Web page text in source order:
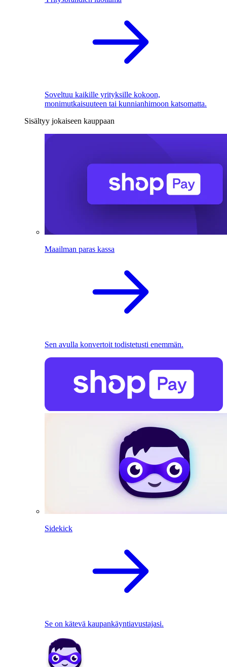
Soveltuu kaikille yrityksille kokoon,
monimutkaisuuteen tai kunnianhimoon katsomatta.
Sisältyy jokaiseen kauppaan
Maailman paras kassa
Sen avulla konvertoit todistetusti enemmän.
Sidekick
Se on kätevä kaupankäyntiavustajasi.